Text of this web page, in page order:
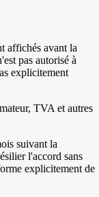
affichés avant la
pas autorisé à
explicitement
TVA et autres
suivant la
l'accord sans
explicitement de